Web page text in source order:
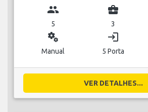
group
5
business_center
3
miscellaneous_services
Manual
login
5 Porta
VER DETALHES...